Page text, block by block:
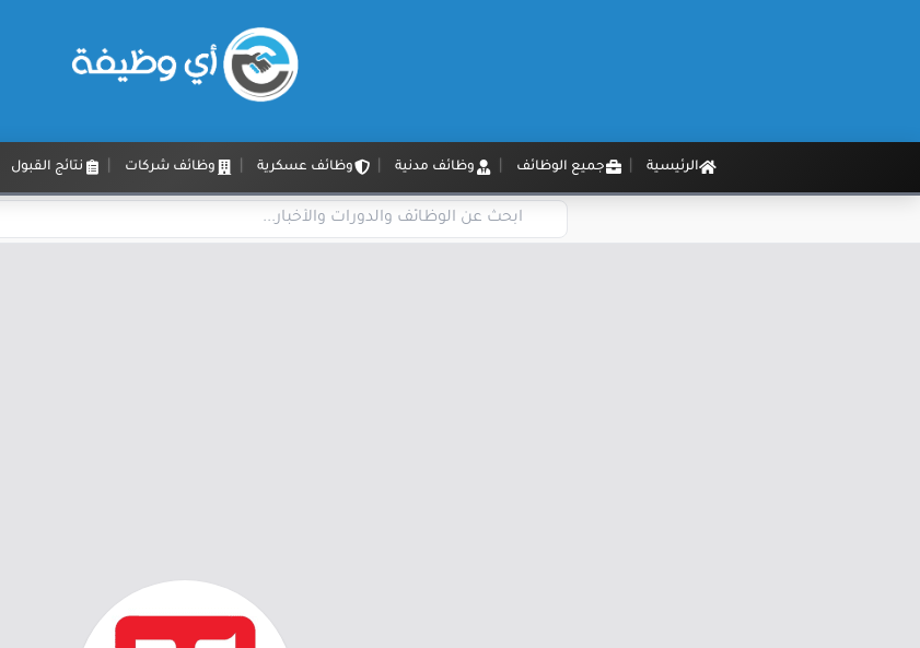
الرئيسية جميع الوظائف وظائف مدنية وظائف عسكرية وظائف شركات نتائج القبول